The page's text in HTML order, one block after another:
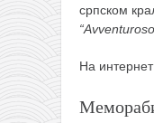
српском
На